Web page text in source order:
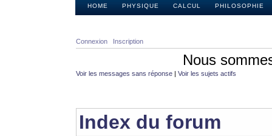
HOME PHYSIQUE CALCUL PHILOSOPHIE
Connexion Inscription
Nous
Voir les messages sans réponse | Voir les sujets actifs
Index du forum